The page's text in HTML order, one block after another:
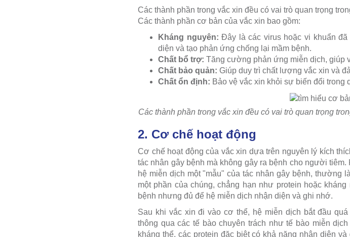
Các thành phần trong vắc xin đều có vai trò quan trọng
Các thành phần cơ bản của vắc xin bao gồm:
Kháng nguyên: Đây là các virus hoặc vi khuẩn
diện và tạo phản ứng chống lại mầm bệnh.
Chất bổ trợ: Tăng cường phản ứng miễn dịch, giúp
Chất bảo quản: Giúp duy trì chất lượng vắc xin và
Chất ổn định: Bảo vệ vắc xin khỏi sự biến đổi trong
Các thành phần trong vắc xin đều có vai trò quan trọng
2. Cơ chế hoạt động
Cơ chế hoạt động của vắc xin dựa trên nguyên lý kích
tác nhân gây bệnh mà không gây ra bệnh cho người
hệ miễn dịch một "mẫu" của tác nhân gây bệnh, thường
một phần của chúng, chẳng hạn như protein hoặc
bệnh nhưng đủ để hệ miễn dịch nhận diện và ghi nhớ.
Sau khi vắc xin đi vào cơ thể, hệ miễn dịch bắt đầu
thông qua các tế bào chuyên trách như tế bào miễn
kháng thể, các protein đặc biệt có khả năng nhận diện